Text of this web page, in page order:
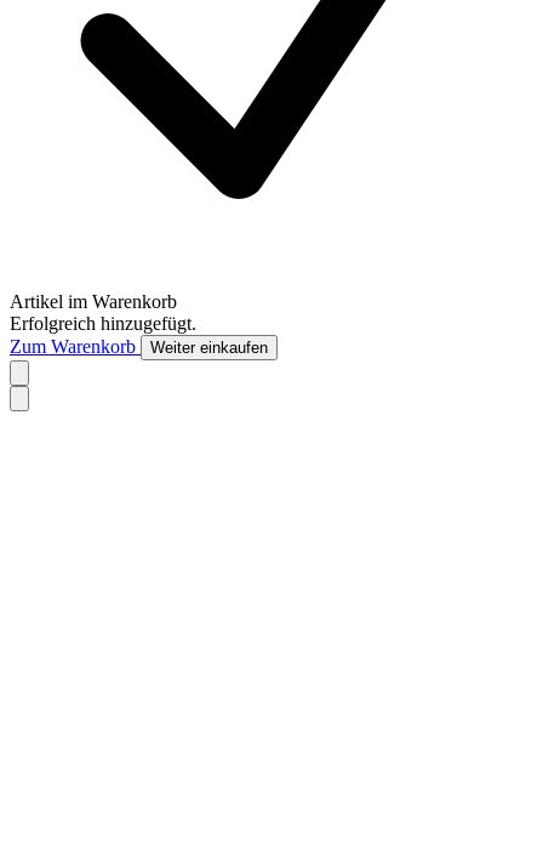
Artikel im Warenkorb
Erfolgreich hinzugefügt.
Zum Warenkorb
Weiter einkaufen